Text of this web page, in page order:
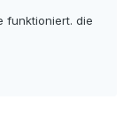
funktioniert. die